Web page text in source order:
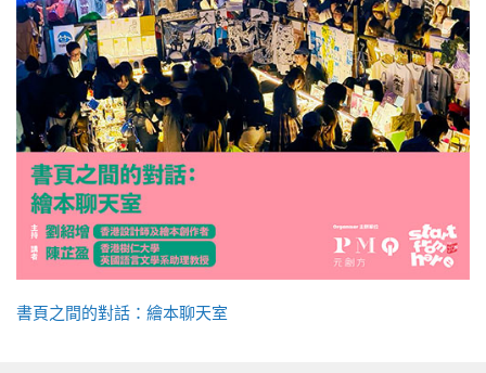
書頁之間的對話：繪本聊天室